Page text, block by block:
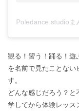
観る！習う！踊る！遊
を名前で見たことな
す。
どんな感じだろう？
学してから体験レッス